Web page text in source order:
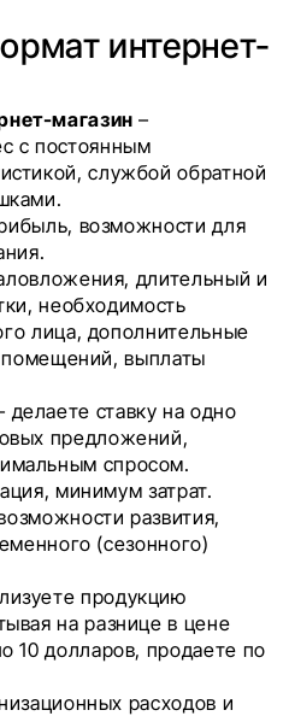
интернет-
магазин –
с постоянным
службой обратной
возможности для
длительный и
необходимость
лица, дополнительные
помещений, выплаты
делаете ставку на одно
предложений,
спросом.
минимум затрат.
развития,
(сезонного)
продукцию
на разнице в цене
10 долларов, продаете по
расходов и